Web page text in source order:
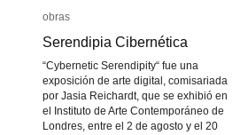
obras
Serendipia Cibernética
“Cybernetic Serendipity“ fue una
exposición de arte digital, comisariada
por Jasia Reichardt, que se exhibió en
el Instituto de Arte Contemporáneo de
Londres, entre el 2 de agosto y el 20
obras
Serendipia Cibernética